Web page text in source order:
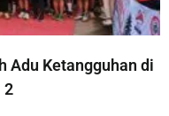
Adu Ketangguhan di
2